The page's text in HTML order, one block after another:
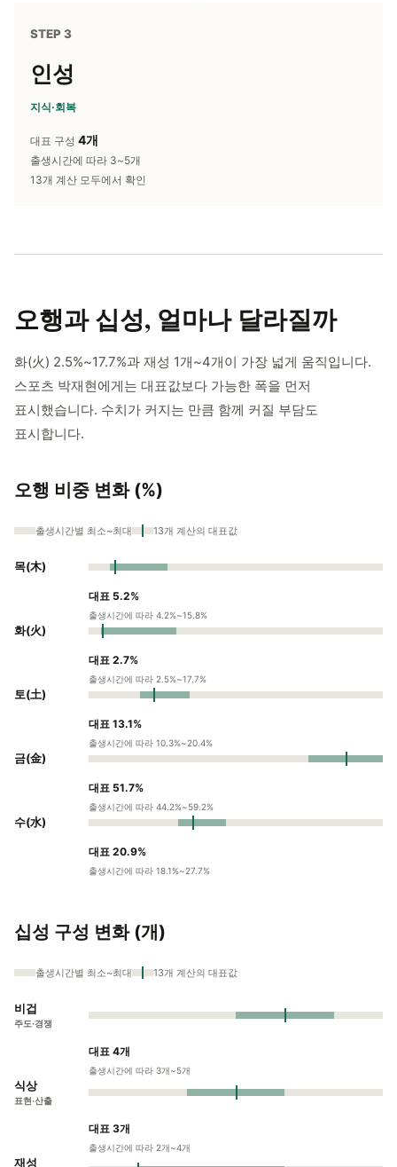
STEP 3
인성
지식·회복
대표 구성 4개
출생시간에 따라 3~5개
13개 계산 모두에서 확인
오행과 십성, 얼마나 달라질까
화(火) 2.5%~17.7%과 재성 1개~4개이 가장 넓게 움직입니다.
스포츠 박재현에게는 대표값보다 가능한 폭을 먼저
표시했습니다. 수치가 커지는 만큼 함께 커질 부담도
표시합니다.
오행 비중 변화 (%)
출생시간별 최소~최대 13개 계산의 대표값
목(木)
대표 5.2%
출생시간에 따라 4.2%~15.8%
화(火)
대표 2.7%
출생시간에 따라 2.5%~17.7%
토(土)
대표 13.1%
출생시간에 따라 10.3%~20.4%
금(金)
대표 51.7%
출생시간에 따라 44.2%~59.2%
수(水)
대표 20.9%
출생시간에 따라 18.1%~27.7%
십성 구성 변화 (개)
출생시간별 최소~최대 13개 계산의 대표값
비겁
주도·경쟁
대표 4개
출생시간에 따라 3개~5개
식상
표현·산출
대표 3개
출생시간에 따라 2개~4개
재성